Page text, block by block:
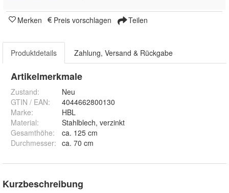
Merken Preis vorschlagen Teilen
Produktdetails Zahlung, Versand & Rückgabe
Artikelmerkmale
Zustand:
Neu
GTIN / EAN:
4044662800130
Marke:
HBL
Material:
Stahlblech, verzinkt
Gesamthöhe:
ca. 125 cm
Durchmesser: ca. 70 cm
Kurzbeschreibung